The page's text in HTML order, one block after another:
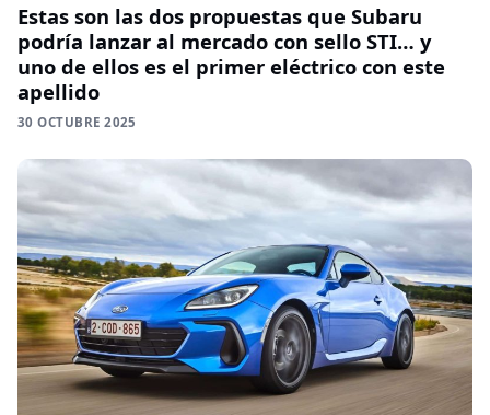
Estas son las dos propuestas que Subaru
podría lanzar al mercado con sello STI… y
uno de ellos es el primer eléctrico con este
apellido
30 OCTUBRE 2025